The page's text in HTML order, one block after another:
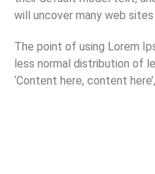
will uncover many web
The point of using Lorem
less normal distribution of
‘Content here, content